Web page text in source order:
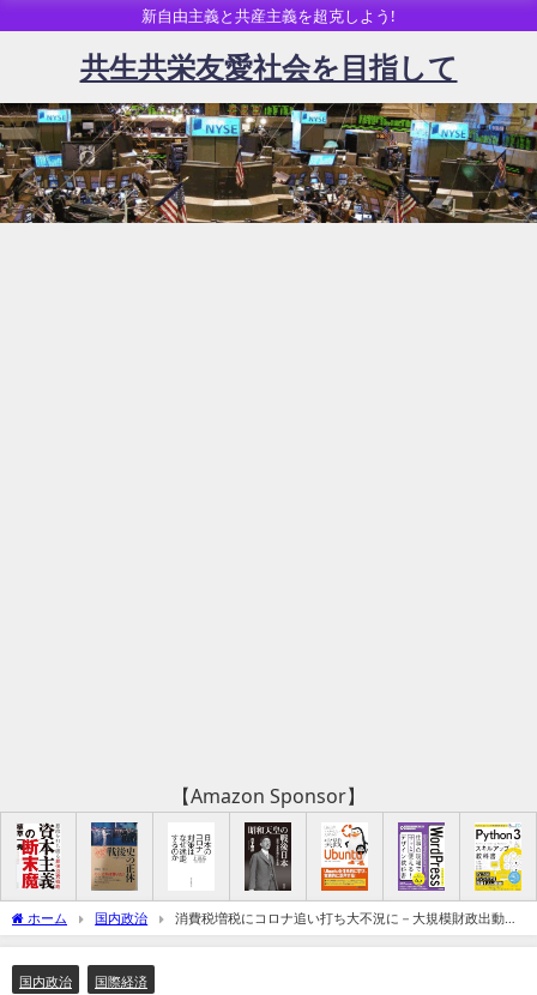
新自由主義と共産主義を超克しよう!
共生共栄友愛社会を目指して
【Amazon Sponsor】
ホーム 国内政治
消費税増税にコロナ追い打ち大不況に－大規模財政出動不
可欠
国内政治 国際経済